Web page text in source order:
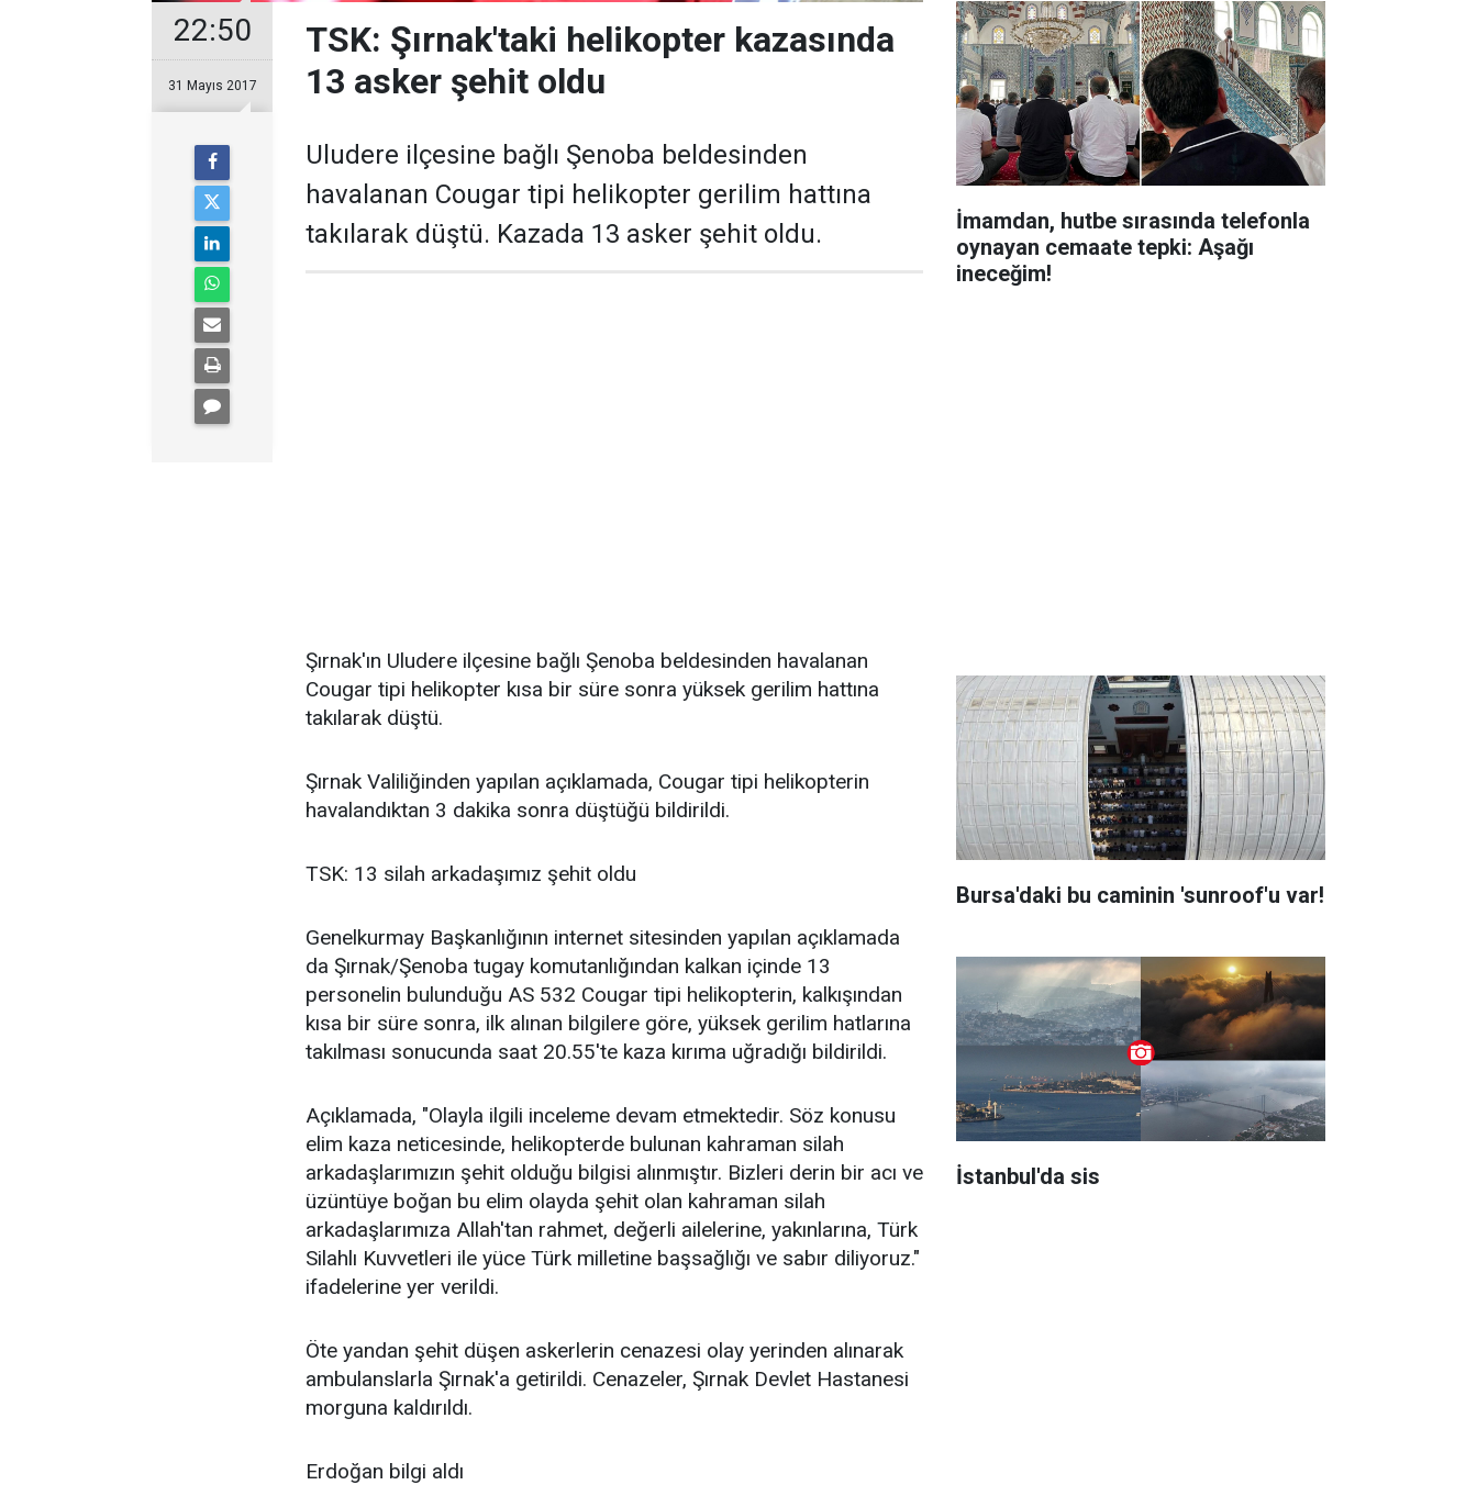
22:50
31 Mayıs 2017
TSK: Şırnak'taki helikopter kazasında
13 asker şehit oldu
Uludere ilçesine bağlı Şenoba beldesinden
havalanan Cougar tipi helikopter gerilim hattına
takılarak düştü. Kazada 13 asker şehit oldu.
Şırnak'ın Uludere ilçesine bağlı Şenoba beldesinden havalanan
Cougar tipi helikopter kısa bir süre sonra yüksek gerilim hattına
takılarak düştü.
Şırnak Valiliğinden yapılan açıklamada, Cougar tipi helikopterin
havalandıktan 3 dakika sonra düştüğü bildirildi.
TSK: 13 silah arkadaşımız şehit oldu
Genelkurmay Başkanlığının internet sitesinden yapılan açıklamada
da Şırnak/Şenoba tugay komutanlığından kalkan içinde 13
personelin bulunduğu AS 532 Cougar tipi helikopterin, kalkışından
kısa bir süre sonra, ilk alınan bilgilere göre, yüksek gerilim hatlarına
takılması sonucunda saat 20.55'te kaza kırıma uğradığı bildirildi.
Açıklamada, "Olayla ilgili inceleme devam etmektedir. Söz konusu
elim kaza neticesinde, helikopterde bulunan kahraman silah
arkadaşlarımızın şehit olduğu bilgisi alınmıştır. Bizleri derin bir acı ve
üzüntüye boğan bu elim olayda şehit olan kahraman silah
arkadaşlarımıza Allah'tan rahmet, değerli ailelerine, yakınlarına, Türk
Silahlı Kuvvetleri ile yüce Türk milletine başsağlığı ve sabır diliyoruz."
ifadelerine yer verildi.
Öte yandan şehit düşen askerlerin cenazesi olay yerinden alınarak
ambulanslarla Şırnak'a getirildi. Cenazeler, Şırnak Devlet Hastanesi
morguna kaldırıldı.
Erdoğan bilgi aldı
İmamdan, hutbe sırasında telefonla
oynayan cemaate tepki: Aşağı
ineceğim!
Bursa'daki bu caminin 'sunroof'u var!
İstanbul'da sis